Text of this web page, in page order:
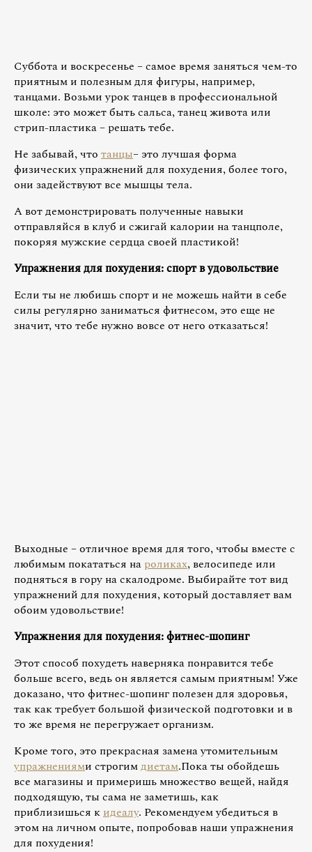
Суббота и воскресенье – самое время заняться чем-то
приятным и полезным для фигуры, например,
танцами. Возьми урок танцев в профессиональной
школе: это может быть сальса, танец живота или
стрип-пластика – решать тебе.
Не забывай, что танцы– это лучшая форма
физических упражнений для похудения, более того,
они задействуют все мышцы тела.
А вот демонстрировать полученные навыки
отправляйся в клуб и сжигай калории на танцполе,
покоряя мужские сердца своей пластикой!
Упражнения для похудения: спорт в удовольствие
Если ты не любишь спорт и не можешь найти в себе
силы регулярно заниматься фитнесом, это еще не
значит, что тебе нужно вовсе от него отказаться!
Выходные – отличное время для того, чтобы вместе с
любимым покататься на роликах, велосипеде или
подняться в гору на скалодроме. Выбирайте тот вид
упражнений для похудения, который доставляет вам
обоим удовольствие!
Упражнения для похудения: фитнес-шопинг
Этот способ похудеть наверняка понравится тебе
больше всего, ведь он является самым приятным! Уже
доказано, что фитнес-шопинг полезен для здоровья,
так как требует большой физической подготовки и в
то же время не перегружает организм.
Кроме того, это прекрасная замена утомительным
упражнениями строгимдиетам.Пока ты обойдешь
все магазины и примеришь множество вещей, найдя
подходящую, ты сама не заметишь, как
приблизишься кидеалу. Рекомендуем убедиться в
этом на личном опыте, попробовав наши упражнения
для похудения!